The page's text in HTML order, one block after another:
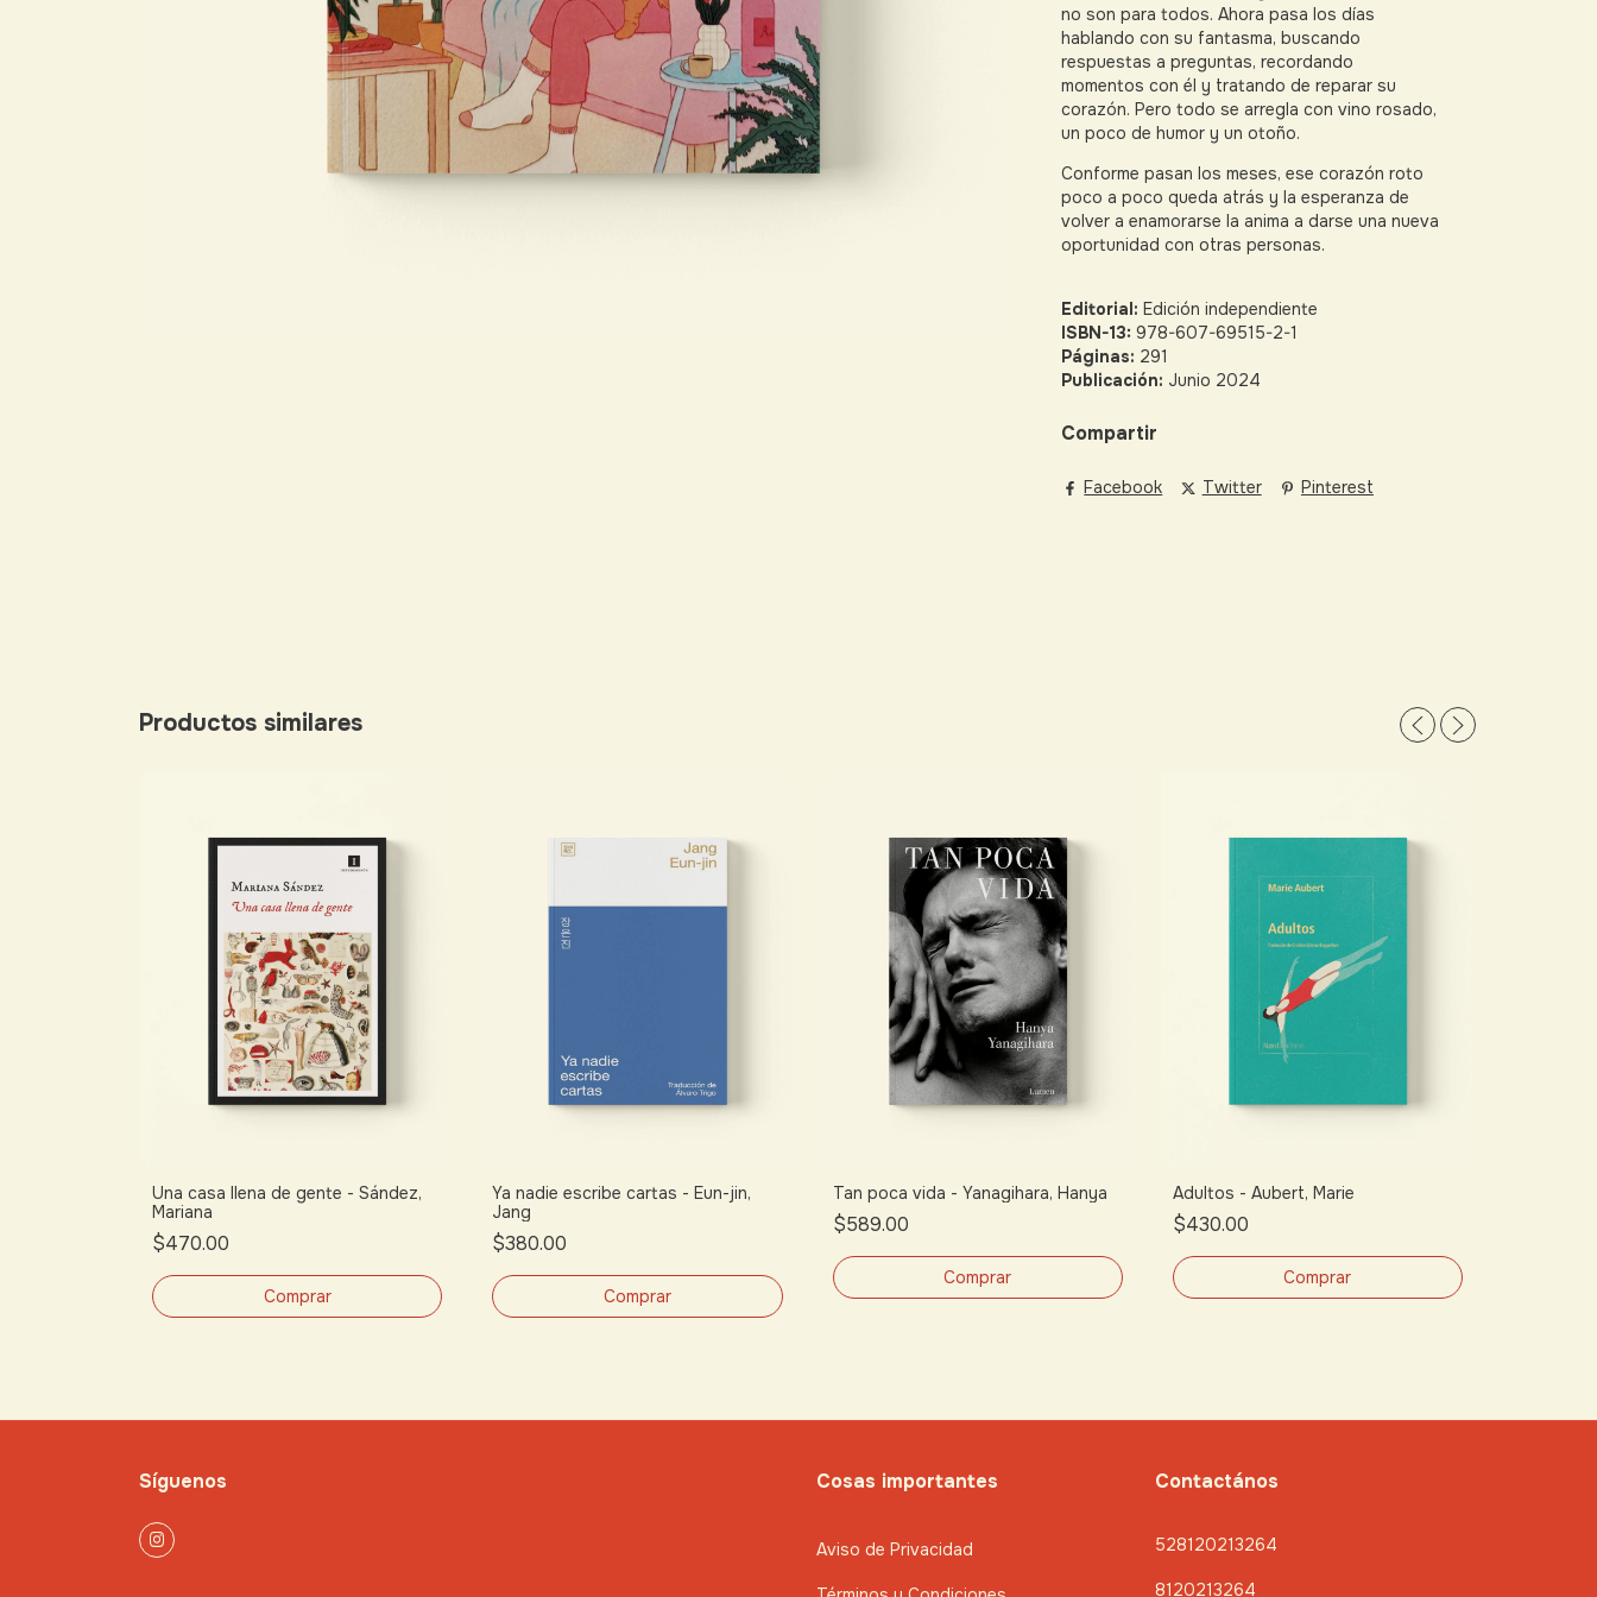
no son para todos. Ahora pasa los días
hablando con su fantasma, buscando
respuestas a preguntas, recordando
momentos con él y tratando de reparar su
corazón. Pero todo se arregla con vino rosado,
un poco de humor y un otoño.
Conforme pasan los meses, ese corazón roto
poco a poco queda atrás y la esperanza de
volver a enamorarse la anima a darse una nueva
oportunidad con otras personas.
Editorial: Edición independiente
ISBN-13: 978-607-69515-2-1
Páginas: 291
Publicación: Junio 2024
Compartir
Facebook Twitter Pinterest
Productos similares
Una casa llena de gente - Sández,
Mariana
$470.00
Ya nadie escribe cartas - Eun-jin,
Jang
$380.00
Tan poca vida - Yanagihara, Hanya
$589.00
Adultos - Aubert, Marie
$430.00
Síguenos Cosas importantes
Aviso de Privacidad
Contactános
528120213264
8120213264